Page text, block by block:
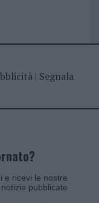
| Segnala
e ricevi le nostre
pubblicate